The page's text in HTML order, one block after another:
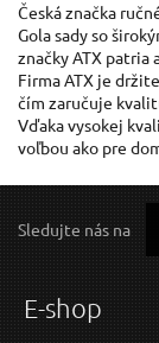
Česká značka
Golasadyso
značkyATX patria
FirmaATX je
čím zaručuje
Vďakavysokej
voľbou ako pre
Sledujte nás na
E-shop